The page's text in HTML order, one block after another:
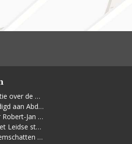
Handelsuitgave dissertatie over de Leidse vrouwenbeweging
Gratenpakhuis overhandigd aan Abdelhaq Jermoumi
Lines of Friendship voor Robert-Jan te Rijdt
Memorabele avond in het Leidse stadhuis
Deel 10 in de serie Bodemschatten en Bouwgeheimen verschenen